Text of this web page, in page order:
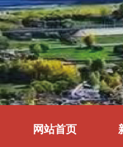
网站首页